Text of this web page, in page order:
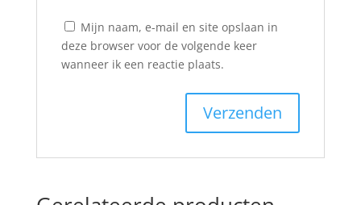
Mijn naam, e-mail en site opslaan in
deze browser voor de volgende keer
wanneer ik een reactie plaats.